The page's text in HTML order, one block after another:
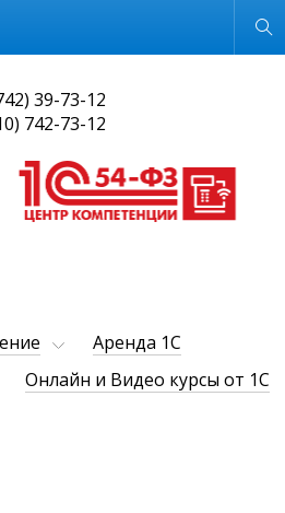
Обычная версия
39-73-12
742-73-12
Аренда 1С
Онлайн и Видео курсы от 1С